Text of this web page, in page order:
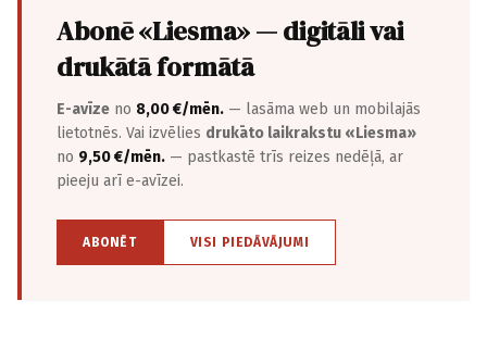
Abonē «Liesma» — digitāli vai
drukātā formātā
E-avīze no 8,00 €/mēn. — lasāma web un mobilajās
lietotnēs. Vai izvēlies drukāto laikrakstu «Liesma»
no 9,50 €/mēn. — pastkastē trīs reizes nedēļā, ar
pieeju arī e-avīzei.
ABONĒT VISI PIEDĀVĀJUMI